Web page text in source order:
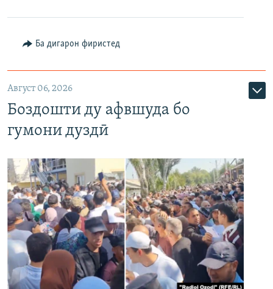
Ба дигарон фиристед
Август 06, 2026
Боздошти ду афвшуда бо
гумони дуздӣ